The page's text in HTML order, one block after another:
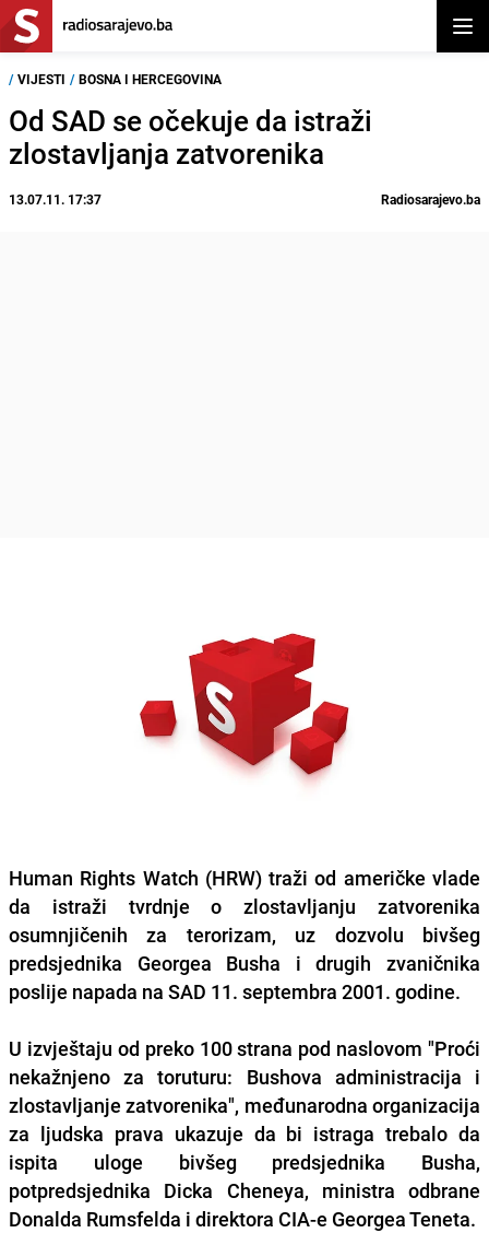
/ VIJESTI / BOSNA I HERCEGOVINA
Od SAD se očekuje da istraži
zlostavljanja zatvorenika
13.07.11. 17:37 Radiosarajevo.ba
Human Rights Watch (HRW) traži od američke vlade
da istraži tvrdnje o zlostavljanju zatvorenika
osumnjičenih za terorizam, uz dozvolu bivšeg
predsjednika Georgea Busha i drugih zvaničnika
poslije napada na SAD 11. septembra 2001. godine.
U izvještaju od preko 100 strana pod naslovom "Proći
nekažnjeno za toruturu: Bushova administracija i
zlostavljanje zatvorenika", međunarodna organizacija
za ljudska prava ukazuje da bi istraga trebalo da
ispita uloge bivšeg predsjednika Busha,
potpredsjednika Dicka Cheneya, ministra odbrane
Donalda Rumsfelda i direktora CIA-e Georgea Teneta.